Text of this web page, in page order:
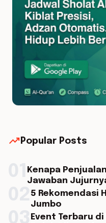
trending_up Popular Posts
Kenapa
Jawaban
5 Rekomendasi
Jumbo
Event Terbaru